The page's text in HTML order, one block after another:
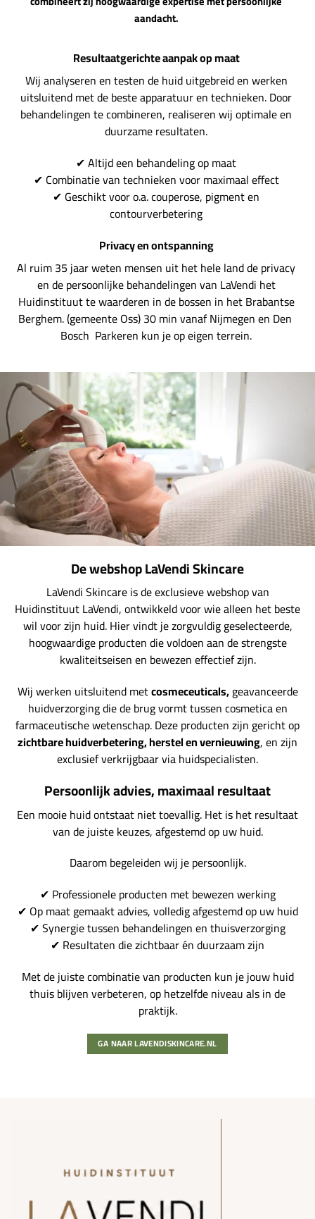
aandacht.
Resultaatgerichte aanpak op maat
Wij analyseren en testen de huid uitgebreid en werken
uitsluitend met de beste apparatuur en technieken. Door
behandelingen te combineren, realiseren wij optimale en
duurzame resultaten.
✔ Altijd een behandeling op maat
✔ Combinatie van technieken voor maximaal effect
✔ Geschikt voor o.a. couperose, pigment en
contourverbetering
Privacy en ontspanning
Al ruim 35 jaar weten mensen uit het hele land de privacy
en de persoonlijke behandelingen van LaVendi het
Huidinstituut te waarderen in de bossen in het Brabantse
Berghem. (gemeente Oss) 30 min vanaf Nijmegen en Den
Bosch Parkeren kun je op eigen terrein.
De webshop LaVendi Skincare
LaVendi Skincare is de exclusieve webshop van
Huidinstituut LaVendi, ontwikkeld voor wie alleen het beste
wil voor zijn huid. Hier vindt je zorgvuldig geselecteerde,
hoogwaardige producten die voldoen aan de strengste
kwaliteitseisen en bewezen effectief zijn.
Wij werken uitsluitend metcosmeceuticals,geavanceerde
huidverzorging die de brug vormt tussen cosmetica en
farmaceutische wetenschap. Deze producten zijn gericht op
zichtbare huidverbetering, herstel en vernieuwing, en zijn
exclusief verkrijgbaar via huidspecialisten.
Persoonlijk advies, maximaal resultaat
Een mooie huid ontstaat niet toevallig. Het is het resultaat
van de juiste keuzes, afgestemd op uw huid.
Daarom begeleiden wij je persoonlijk.
✔ Professionele producten met bewezen werking
✔ Op maat gemaakt advies, volledig afgestemd op uw huid
✔ Synergie tussen behandelingen en thuisverzorging
✔ Resultaten die zichtbaar én duurzaam zijn
Met de juiste combinatie van producten kun je jouw huid
thuis blijven verbeteren, op hetzelfde niveau als in de
praktijk.
GA NAAR LAVENDISKINCARE.NL